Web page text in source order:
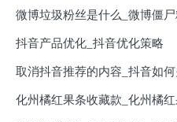
微博垃圾粉丝是什么_微博僵尸
抖音产品优化_抖音优化策略
取消抖音推荐的内容_抖音如
化州橘红果条收藏款_化州橘